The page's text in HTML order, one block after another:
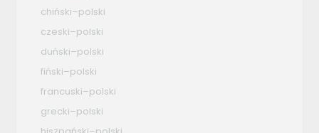
chiński–polski
czeski–polski
duński–polski
fiński–polski
francuski–polski
grecki–polski